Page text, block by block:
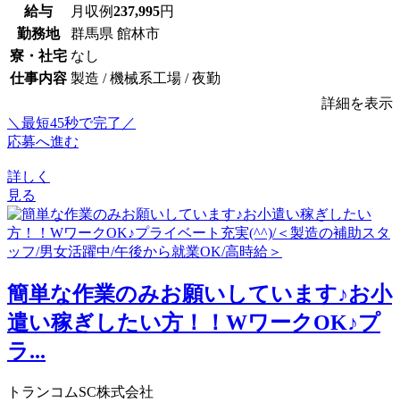
給与 月収例237,995円
勤務地
群馬県 館林市
寮・社宅 なし
仕事内容 製造 / 機械系工場 / 夜勤
詳細を表示
＼最短45秒で完了／
応募へ進む
詳しく
見る
簡単な作業のみお願いしています♪お小
遣い稼ぎしたい方！！WワークOK♪プ
ラ...
トランコムSC株式会社